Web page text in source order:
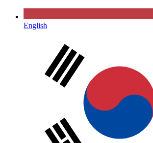
English